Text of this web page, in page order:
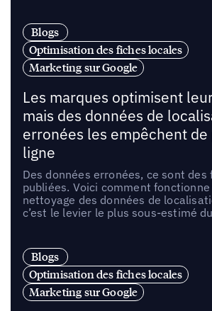
Blogs
Optimisation des fiches locales
Marketing sur Google
Les marques optimisent
mais des données de
erronées les empêchent de
ligne
Des données erronées, ce sont des
publiées. Voici comment
nettoyage des données de
c’est le levier le plus sous-estimé
Blogs
Optimisation des fiches locales
Marketing sur Google